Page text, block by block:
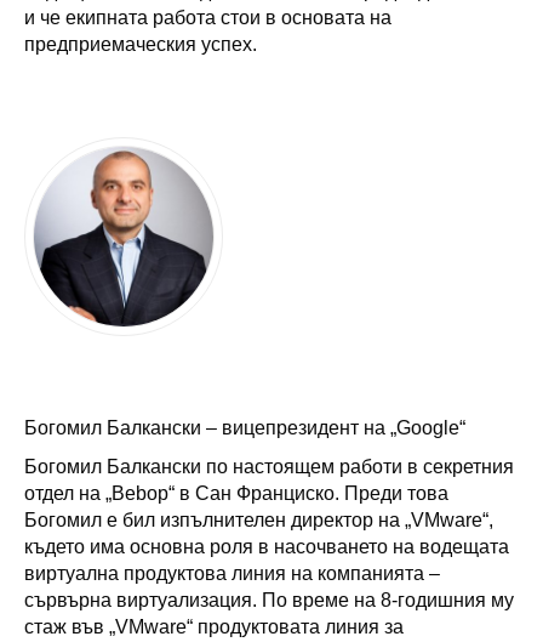
и че екипната работа стои в основата на
предприемаческия успех.
Богомил Балкански – вицепрезидент на „Google“
Богомил Балкански по настоящем работи в секретния
отдел на „Bebop“ в Сан Франциско. Преди това
Богомил е бил изпълнителен директор на „VMware“,
където има основна роля в насочването на водещата
виртуална продуктова линия на компанията –
сървърна виртуализация. По време на 8-годишния му
стаж във „VMware“ продуктовата линия за